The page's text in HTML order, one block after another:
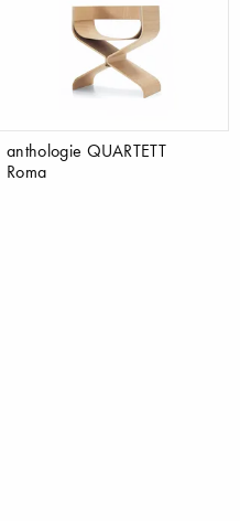
anthologie QUARTETT
Roma